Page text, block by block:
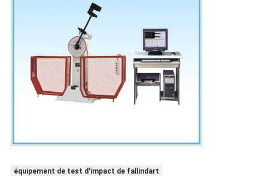
équipement de test d'impact de fallindart